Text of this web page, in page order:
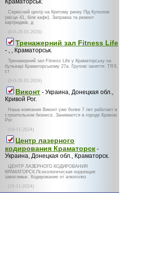
Краматорськ.
Сервісний центр на Критому ринку Під Куполом
(місце 41, біля кафе). Заправка та ремонт
картриджів, д
(0-0-28.03.2026)
Тренажерний зал Fitness Life
- , , Краматорськ.
Тренажерний зал Fitness Life у Краматорську на
бульварі Краматорському 27а. Групові заняття: TRX,
ст
(0-0-28.03.2026)
Виконт - Украина, Донецкая обл.,
Кривой Рог.
Наша компания Виконт уже более 7 лет работает в
строительном бизнесе. Занимается в городе Кривом
Рог
(10-11-2024)
Центр лазерного
кодирования Краматорск -
Украина, Донецкая обл., Краматорск.
ЦЕНТР ЛАЗЕРНОГО КОДИРОВАНИЯ
КРАМАТОРСК.Психологическая коррекция
зависимых. Кодирование от алкоголиз
(10-11-2024)